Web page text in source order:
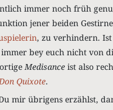
immer noch früh
jener beiden
, zu verhindern.
bey euch nicht von
Medisanceist also
Quixote.
mir übrigens erzählst,